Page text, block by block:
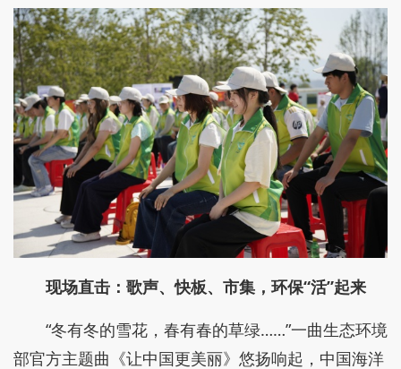
现场直击：歌声、快板、市集，环保“活”起来
“冬有冬的雪花，春有春的草绿……”一曲生态环境
部官方主题曲《让中国更美丽》悠扬响起，中国海洋